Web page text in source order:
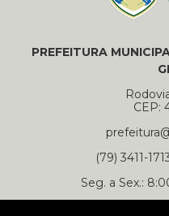
PREFEITURA
CEP:
(79) 3411-
Seg. a Sex.: